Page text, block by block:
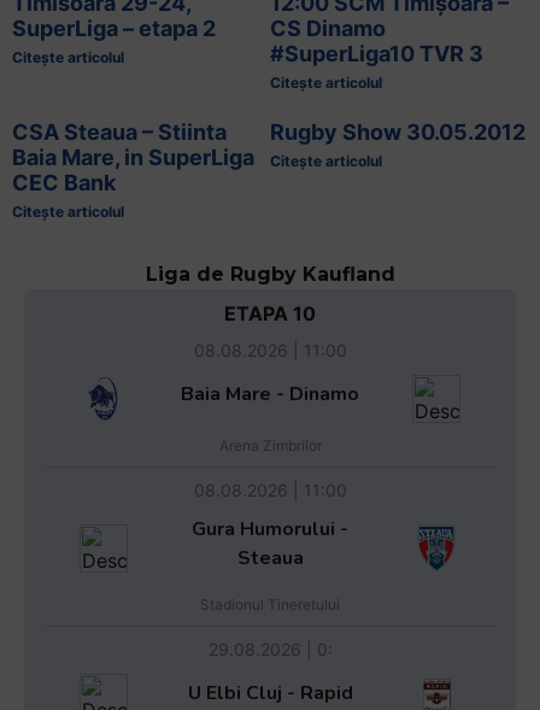
SuperLiga – etapa 2
Citește articolul
CS Dinamo
#SuperLiga10 TVR 3
Citește articolul
CSA Steaua – Stiinta
Baia Mare, in SuperLiga
CEC Bank
Citește articolul
Rugby Show 30.05.2012
Citește articolul
Liga de Rugby Kaufland
ETAPA 10
08.08.2026 | 11:00
Baia Mare - Dinamo
Arena Zimbrilor
08.08.2026 | 11:00
Gura Humorului -
Steaua
Stadionul Tineretului
29.08.2026 | 0:
U Elbi Cluj - Rapid